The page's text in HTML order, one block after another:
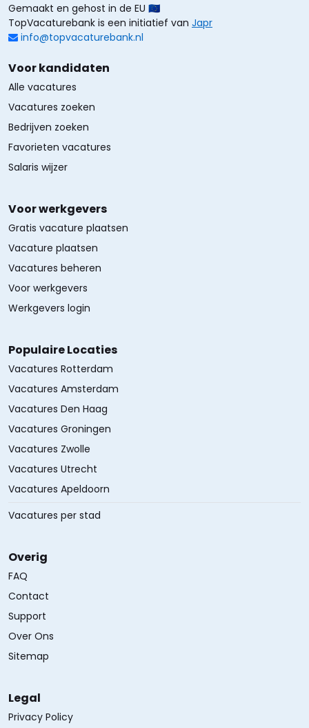
Gemaakt en gehost in de EU 🇪🇺
TopVacaturebank is een initiatief van Japr
info@topvacaturebank.nl
Voor kandidaten
Alle vacatures
Vacatures zoeken
Bedrijven zoeken
Favorieten vacatures
Salaris wijzer
Voor werkgevers
Gratis vacature plaatsen
Vacature plaatsen
Vacatures beheren
Voor werkgevers
Werkgevers login
Populaire Locaties
Vacatures Rotterdam
Vacatures Amsterdam
Vacatures Den Haag
Vacatures Groningen
Vacatures Zwolle
Vacatures Utrecht
Vacatures Apeldoorn
Vacatures per stad
Overig
FAQ
Contact
Support
Over Ons
Sitemap
Legal
Privacy Policy